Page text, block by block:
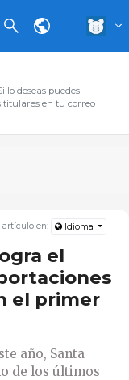
lo deseas puedes
titulares en tu correo
artículo en: Idioma
el
el primer
año, Santa
de los últimos